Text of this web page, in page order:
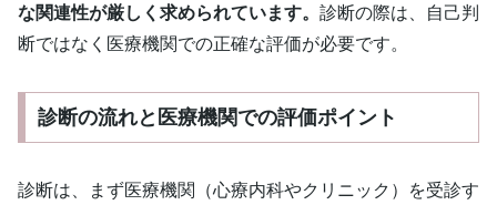
な関連性が厳しく求められています。 診断の際は、自己判
断ではなく医療機関での正確な評価が必要です。
診断の流れと医療機関での評価ポイント
診断は、まず医療機関（心療内科やクリニック）を受診す